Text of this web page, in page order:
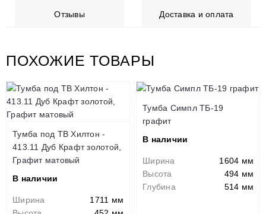
Отзывы Доставка и оплата
ПОХОЖИЕ ТОВАРЫ
Тумба под ТВ Хилтон -
413.11 Дуб Крафт золотой,
Графит матовый
В наличии
Ширина
1711 мм
Тумба Симпл ТБ-19
графит
В наличии
Ширина
1604 мм
Высота
494 мм
Глубина
514 мм